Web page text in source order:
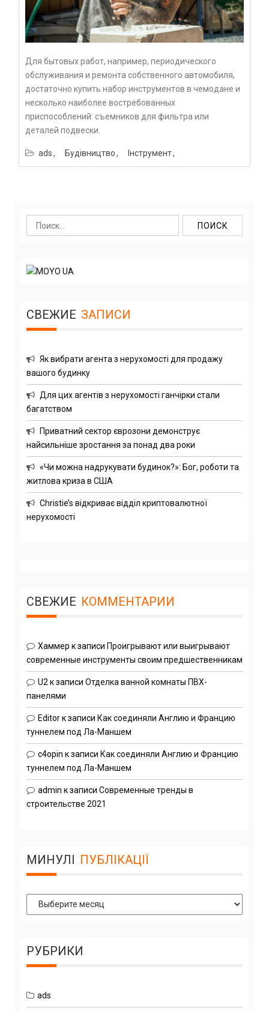
Для бытовых работ, например, периодического
обслуживания и ремонта собственного автомобиля,
достаточно купить набор инструментов в чемодане и
несколько наиболее востребованных
приспособлений: съемников для фильтра или
деталей подвески.
ads Будівництво Інструмент
Найти:
СВЕЖИЕ ЗАПИСИ
Як вибрати агента з нерухомості для продажу
вашого будинку
Для цих агентів з нерухомості ганчірки стали
багатством
Приватний сектор єврозони демонструє
найсильніше зростання за понад два роки
«Чи можна надрукувати будинок?»: Бог, роботи та
житлова криза в США
Christie’s відкриває відділ криптовалютної
нерухомості
СВЕЖИЕ КОММЕНТАРИИ
Хаммер к записи Проигрывают или выигрывают
современные инструменты своим предшественникам
U2к записи Отделка ванной комнаты ПВХ-
панелями
Editorк записи Как соединяли Англию и Францию
туннелем под Ла-Маншем
c4opin к записи Как соединяли Англию и Францию
туннелем под Ла-Маншем
admin к записи Современные тренды в
строительстве 2021
МИНУЛІ ПУБЛІКАЦІЇ
Минулі
Публікації
РУБРИКИ
ads